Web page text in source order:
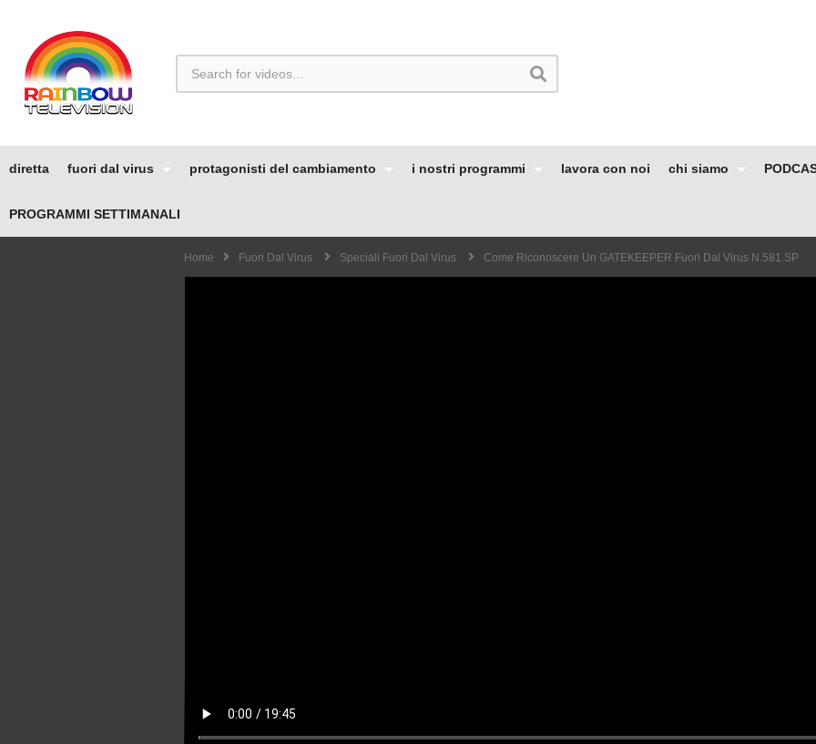
diretta fuori dal virus protagonisti del cambiamento i nostri programmi lavora con noi chi siamo
PROGRAMMI SETTIMANALI
Home Fuori Dal Virus Speciali Fuori Dal Virus Come Riconoscere Un GATEKEEPER Fuori Dal Virus N.581.SP